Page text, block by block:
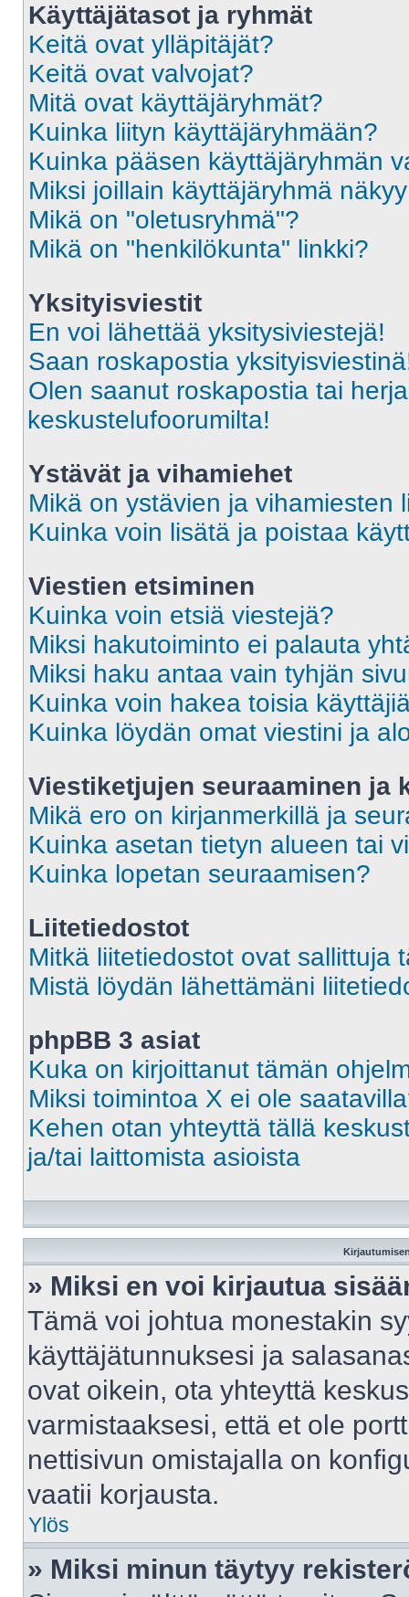
Käyttäjätasot ja ryhmät
Keitä ovat ylläpitäjät?
Keitä ovat valvojat?
Mitä ovat käyttäjäryhmät?
Kuinka liityn käyttäjäryhmään?
Kuinka pääsen käyttäjäryhmän
Miksi joillain käyttäjäryhmä
Mikä on "oletusryhmä"?
Mikä on "henkilökunta" linkki?
Yksityisviestit
En voi lähettää yksitysiviestejä!
Saan roskapostia
Olen saanut roskapostia tai
keskustelufoorumilta!
Ystävät ja vihamiehet
Mikä on ystävien ja vihamiesten
Kuinka voin lisätä ja poistaa
Viestien etsiminen
Kuinka voin etsiä viestejä?
Miksi hakutoiminto ei palauta
Miksi haku antaa vain tyhjän
Kuinka voin hakea toisia
Kuinka löydän omat viestini ja
Viestiketjujen seuraaminen ja
Mikä ero on kirjanmerkillä ja
Kuinka asetan tietyn alueen tai
Kuinka lopetan seuraamisen?
Liitetiedostot
Mitkä liitetiedostot ovat sallittuja
Mistä löydän lähettämäni
phpBB 3 asiat
Kuka on kirjoittanut tämän
Miksi toimintoa X ei ole
Kehen otan yhteyttä tällä
ja/tai laittomista asioista
» Miksi en voi kirjautua
Tämä voi johtua monestakin
käyttäjätunnuksesi ja
ovat oikein, ota yhteyttä
varmistaaksesi, että et ole
nettisivun omistajalla on
vaatii korjausta.
Ylös
» Miksi minun täytyy